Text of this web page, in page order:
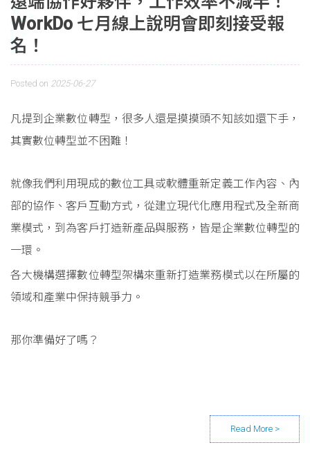
WorkDo 七月線上說明會即刻接受報
名！
Posted on 2025-06-27
凡提到企業數位轉型，很多人還是摸摸頭不知該如還下手，
其實數位轉型並不困難！
就像我們利用現成的數位工具或軟體重新定義工作內容、內
部的協作、客戶互動方式，從建立現代化應用程式及全新商
業模式，到為客戶打造新產品與服務，皆是企業數位轉型的
一環。
各大機構選擇數位轉型架構來重新打造業務模式以在所屬的
領域和產業中保持競爭力。
那你準備好了嗎？